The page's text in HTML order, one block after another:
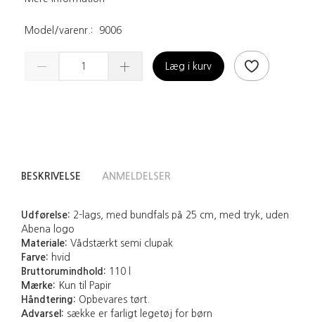
Model/varenr.: 9006
Læg i kurv
BESKRIVELSE ANMELDELSER
Udførelse: 2-lags, med bundfals på 25 cm, med tryk, uden
Abena logo
Materiale: Vådstærkt semi clupak
Farve: hvid
Bruttorumindhold: 110 l
Mærke: Kun til Papir
Håndtering: Opbevares tørt.
Advarsel: sække er farligt legetøj for børn